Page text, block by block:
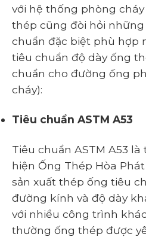
với hệ thống phòng
thép cũng đòi hỏi những
chuẩn đặc biệt phù hợp
tiêu chuẩn độ dày ống
chuẩn cho đường ống
cháy):
Tiêu chuẩn ASTM A53
Tiêu chuẩn ASTM A53
hiện Ống Thép Hòa
sản xuất thép ống tiêu
đường kính và độ dày
với nhiều công trình
thường ống thép được